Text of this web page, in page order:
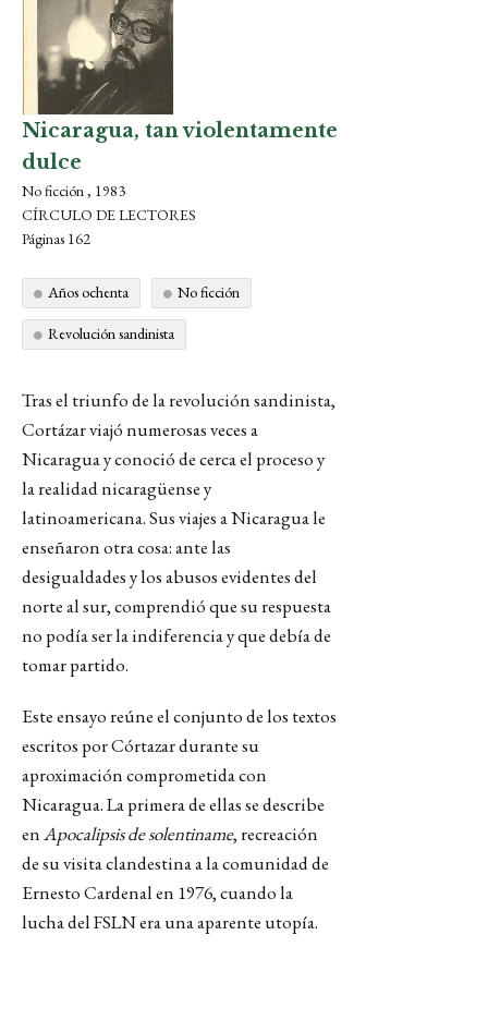
Nicaragua, tan violentamente
dulce
No ficción , 1983
CÍRCULO DE LECTORES
Páginas 162
Años ochenta No ficción
Revolución sandinista
Tras el triunfo de la revolución sandinista,
Cortázar viajó numerosas veces a
Nicaragua y conoció de cerca el proceso y
la realidad nicaragüense y
latinoamericana. Sus viajes a Nicaragua le
enseñaron otra cosa: ante las
desigualdades y los abusos evidentes del
norte al sur, comprendió que su respuesta
no podía ser la indiferencia y que debía de
tomar partido.
Este ensayo reúne el conjunto de los textos
escritos por Córtazar durante su
aproximación comprometida con
Nicaragua. La primera de ellas se describe
enApocalipsis de solentiname, recreación
de su visita clandestina a la comunidad de
Ernesto Cardenal en 1976, cuando la
lucha del FSLN era una aparente utopía.